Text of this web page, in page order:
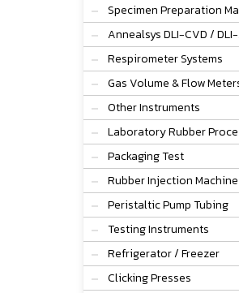
Specimen Preparation
Annealsys DLI-CVD /
Respirometer Systems
Gas Volume & Flow
Other Instruments
Laboratory Rubber
Packaging Test
Rubber Injection Machine
Peristaltic Pump Tubing
Testing Instruments
Refrigerator / Freezer
Clicking Presses